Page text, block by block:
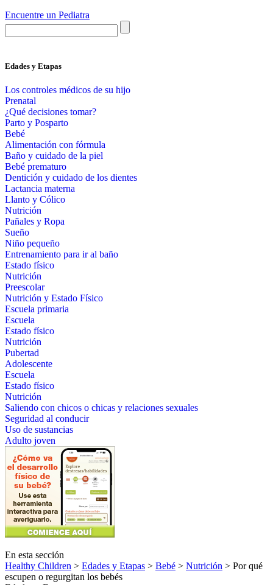
Encuentre un Pediatra
Edades y Etapas
Los controles médicos de su hijo
Prenatal
¿Qué decisiones tomar?
Parto y Posparto
Bebé
Alimentación con fórmula
Baño y cuidado de la piel
Bebé prematuro
Dentición y cuidado de los dientes
Lactancia materna
Llanto y Cólico
Nutrición
Pañales y Ropa
Sueño
Niño pequeño
Entrenamiento para ir al baño
Estado físico
Nutrición
Preescolar
Nutrición y Estado Físico
Escuela primaria
Escuela
Estado físico
Nutrición
Pubertad
Adolescente
Escuela
Estado físico
Nutrición
Saliendo con chicos o chicas y relaciones sexuales
Seguridad al conducir
Uso de sustancias
Adulto joven
En esta sección
Healthy Children > Edades y Etapas > Bebé > Nutrición > Por qué
escupen o regurgitan los bebés